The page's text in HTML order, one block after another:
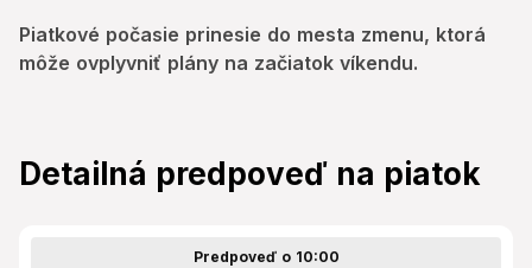
Piatkové počasie prinesie do mesta zmenu, ktorá
môže ovplyvniť plány na začiatok víkendu.
Detailná predpoveď na piatok
Predpoveď o 10:00